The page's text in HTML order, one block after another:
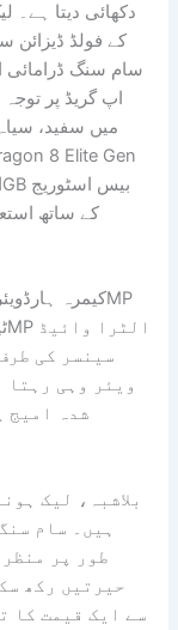
دکھائی دیتا ہے۔
کے فولڈ ڈیزائن
سام سنگ ڈرامائی
اپ گریڈ پر
میں سفید،
سینسر کی
ویئر وہی رہتا
شدہ امیج
بلاشبہ، لیک
ہیں۔ سام
طور پر
حیرتیں رکھ
سے ایک قیمت کا